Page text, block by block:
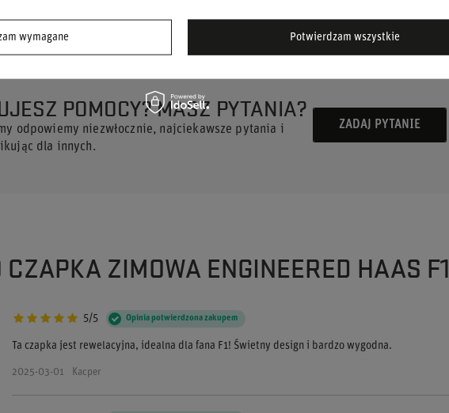
POMOCY? MASZ PYTANIA?
odpowiemy niezwłocznie, najciekawsze pytania i
dla innych.
ZADAJ PYTANIE
CZAPKA ZIMOWA ENGINEERED HAAS F1
5/5 Opinia potwierdzona zakupem
Ta czapka jest rewelacyjna, idealna dla fana F1! Świetny design i bardzo wygodna.
2025-03-01 Kacper
wymagane Potwierdzam wszystkie